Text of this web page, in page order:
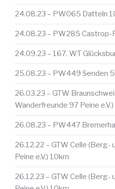
24.08.23 – PW065 Datteln
24.08.23 – PW285 Castrop-
24.09.23 – 167. WT
25.08.23 – PW449 Senden
26.03.23 – GTW
Wanderfreunde 97 Peine
26.08.23 – PW447
26.12.22 – GTW Celle (Berg-
Peine e.V.) 10km
26.12.23 – GTW Celle (Berg-